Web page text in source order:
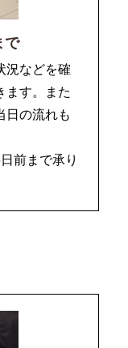
で
況などを確
ます。また
日の流れも
前まで承り